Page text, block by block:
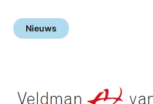
Nieuws